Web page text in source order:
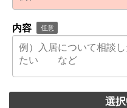
内容 任意
選